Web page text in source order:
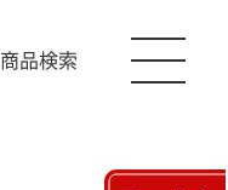
商品検索